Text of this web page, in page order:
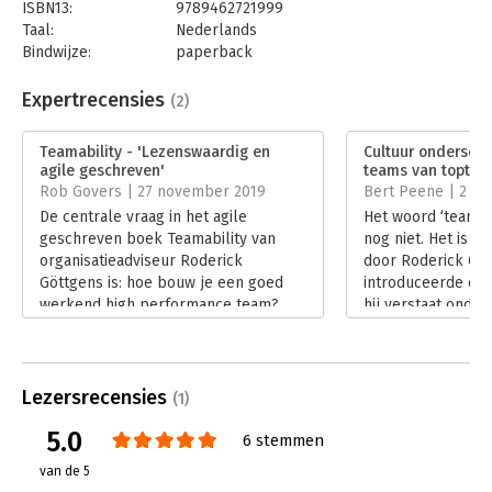
ISBN13:
9789462721999
Taal:
Nederlands
Bindwijze:
paperback
Uitgever:
Uitgeverij Thema
Verschijningsdatum:
18-6-2019
Hoofdrubriek: Leiderschap
Expertrecensies (2)
Teamability - 'Lezenswaardig en
agile geschreven'
Rob Govers | 27 november 2019
De centrale vraag in het agile
geschreven boek Teamability van
organisatieadviseur Roderick
Göttgens is: hoe bouw je een goed
werkend high performance team?
Cultuur
teams van
Bert Peene | 2
Het woord
nog niet. Het is
door Roderick
introduceerde
hij verstaat onder
Lezersrecensies (1)
5.0
van de 5
6 stemmen